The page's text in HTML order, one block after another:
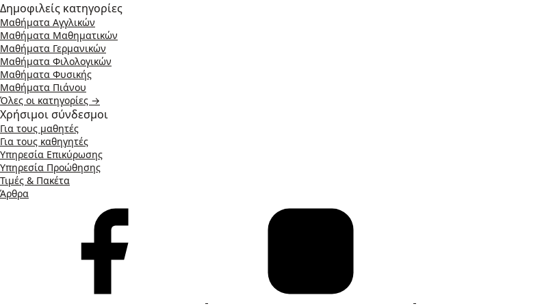
Δημοφιλείς κατηγορίες
Μαθήματα Αγγλικών
Μαθήματα Μαθηματικών
Μαθήματα Γερμανικών
Μαθήματα Φιλολογικών
Μαθήματα Φυσικής
Μαθήματα Πιάνου
Όλες οι κατηγορίες →
Χρήσιμοι σύνδεσμοι
Για τους μαθητές
Για τους καθηγητές
Υπηρεσία Επικύρωσης
Υπηρεσία Προώθησης
Τιμές & Πακέτα
Άρθρα